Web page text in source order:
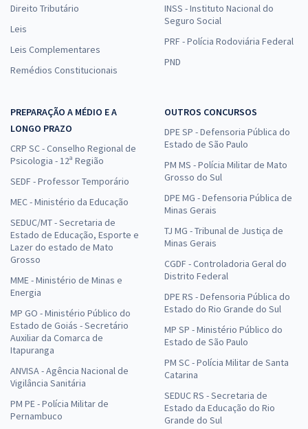
Direito Tributário
Leis
Leis Complementares
Remédios Constitucionais
INSS - Instituto Nacional do
Seguro Social
PRF - Polícia Rodoviária Federal
PND
PREPARAÇÃO A MÉDIO E A
LONGO PRAZO
CRP SC - Conselho Regional de
Psicologia - 12ª Região
SEDF - Professor Temporário
MEC - Ministério da Educação
SEDUC/MT - Secretaria de
Estado de Educação, Esporte e
Lazer do estado de Mato
Grosso
MME - Ministério de Minas e
Energia
MP GO - Ministério Público do
Estado de Goiás - Secretário
Auxiliar da Comarca de
Itapuranga
ANVISA - Agência Nacional de
Vigilância Sanitária
PM PE - Polícia Militar de
Pernambuco
OUTROS CONCURSOS
DPE SP - Defensoria Pública do
Estado de São Paulo
PM MS - Polícia Militar de Mato
Grosso do Sul
DPE MG - Defensoria Pública de
Minas Gerais
TJ MG - Tribunal de Justiça de
Minas Gerais
CGDF - Controladoria Geral do
Distrito Federal
DPE RS - Defensoria Pública do
Estado do Rio Grande do Sul
MP SP - Ministério Público do
Estado de São Paulo
PM SC - Polícia Militar de Santa
Catarina
SEDUC RS - Secretaria de
Estado da Educação do Rio
Grande do Sul